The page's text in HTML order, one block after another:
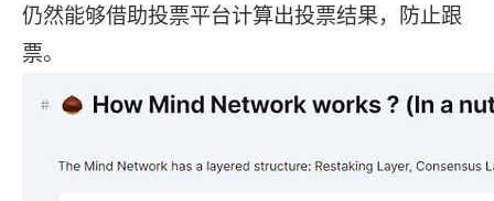
仍然能够借助投票平台计算出投票结果，防止跟
票。